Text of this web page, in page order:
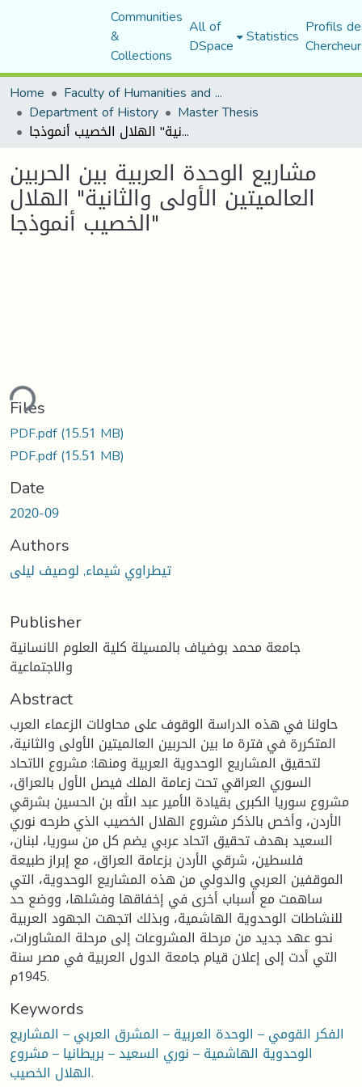
Communities
&
Collections
All of
DSpace Statistics Profils
Home
Faculty of Humanities and Social Sciences
Department of History Master Thesis
مشاريع الوحدة العربية بين الحربين العالميتين الأولى والثانية" الهلال الخصيب أنموذجا"
مشاريع الوحدة العربية بين الحربين
العالميتين الأولى والثانية" الهلال
الخصيب أنموذجا"
Files
PDF.pdf(15.51 MB)
PDF.pdf(15.51 MB)
Date
2020-09
Authors
تيطراوي شيماء, لوصيف ليلى
Publisher
جامعة محمد بوضياف بالمسيلة كلية العلوم الانسانية
والاجتماعية
Abstract
حاولنا في هذه الدراسة الوقوف على محاولات الزعماء العرب
المتكررة في فترة ما بين الحربين العالميتين الأولى والثانية،
لتحقيق المشاريع الوحدوية العربية ومنها: مشروع الاتحاد
السوري العراقي تحت زعامة الملك فيصل الأول بالعراق،
مشروع سوريا الكبرى بقيادة الأمير عبد الله بن الحسين بشرقي
الأردن، وأخص بالذكر مشروع الهلال الخصيب الذي طرحه نوري
السعيد بهدف تحقيق اتحاد عربي يضم كل من سوريا، لبنان،
فلسطين، شرقي الأردن بزعامة العراق، مع إبراز طبيعة
الموقفين العربي والدولي من هذه المشاريع الوحدوية، التي
ساهمت مع أسباب أخرى في إخفاقها وفشلها، ووضع حد
للنشاطات الوحدوية الهاشمية، وبذلك اتجهت الجهود العربية
نحو عهد جديد من مرحلة المشروعات إلى مرحلة المشاورات،
التي أدت إلى إعلان قيام جامعة الدول العربية في مصر سنة
1945م.
Keywords
الفكر القومي – الوحدة العربية – المشرق العربي – المشاريع
الوحدوية الهاشمية – نوري السعيد – بريطانيا – مشروع
الهلال الخصيب.